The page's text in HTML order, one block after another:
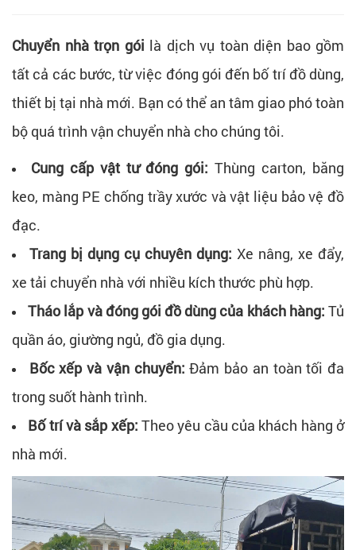
Chuyển nhà trọn gói là dịch vụ toàn diện bao gồm
tất cả các bước, từ việc đóng gói đến bố trí đồ dùng,
thiết bị tại nhà mới. Bạn có thể an tâm giao phó toàn
bộ quá trình vận chuyển nhà cho chúng tôi.
Cung cấp vật tư đóng gói: Thùng carton, băng
keo, màng PE chống trầy xước và vật liệu bảo vệ đồ
đạc.
Trang bị dụng cụ chuyên dụng: Xe nâng, xe đẩy,
xe tải chuyển nhà với nhiều kích thước phù hợp.
Tháo lắp và đóng gói đồ dùng của khách hàng: Tủ
quần áo, giường ngủ, đồ gia dụng.
Bốc xếp và vận chuyển: Đảm bảo an toàn tối đa
trong suốt hành trình.
Bố trí và sắp xếp: Theo yêu cầu của khách hàng ở
nhà mới.